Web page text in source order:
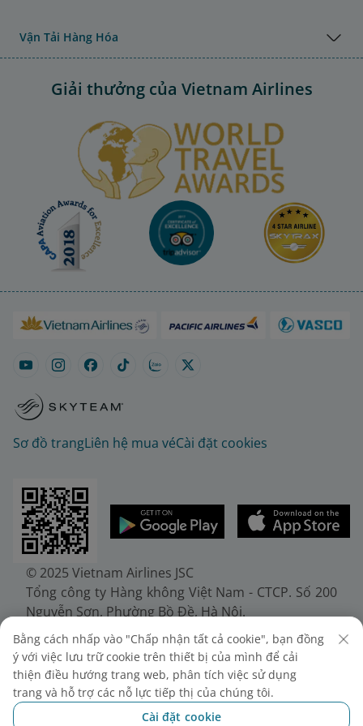
Vận Tải Hàng Hóa
Giải thưởng của Vietnam Airlines
Sơ đồ trangLiên hệ mua véCài đặt cookies
© 2025 Vietnam Airlines JSC
Tổng công ty Hàng không Việt Nam - CTCP. Số 200
Nguyễn Sơn, Phường Bồ Đề, Hà Nội.
Điện thoại: (+84-24) 38272289. Fax: (+84-24)
38722375
Giấy chứng nhận đăng ký doanh nghiệp, mã số
doanh nghiệp 0100107518, đăng ký lần đầu ngày
30/6/2010, đăng ký thay đổi lần thứ 10 ngày
Bằng cách nhấp vào "Chấp nhận tất cả cookie", bạn đồng
ý với việc lưu trữ cookie trên thiết bị của mình để cải
thiện điều hướng trang web, phân tích việc sử dụng
trang và hỗ trợ các nỗ lực tiếp thị của chúng tôi.
Cài đặt cookie